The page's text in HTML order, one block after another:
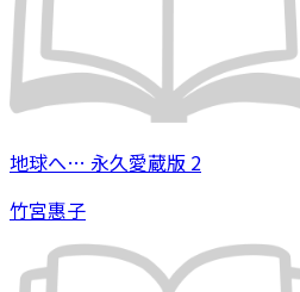
地球へ… 永久愛蔵版 2
竹宮惠子